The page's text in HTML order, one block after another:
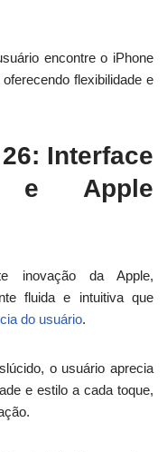
encontre o iPhone
flexibilidade e
Interface
e Apple
inovação da Apple,
fluida e intuitiva que
do usuário.
o usuário aprecia
e estilo a cada toque,